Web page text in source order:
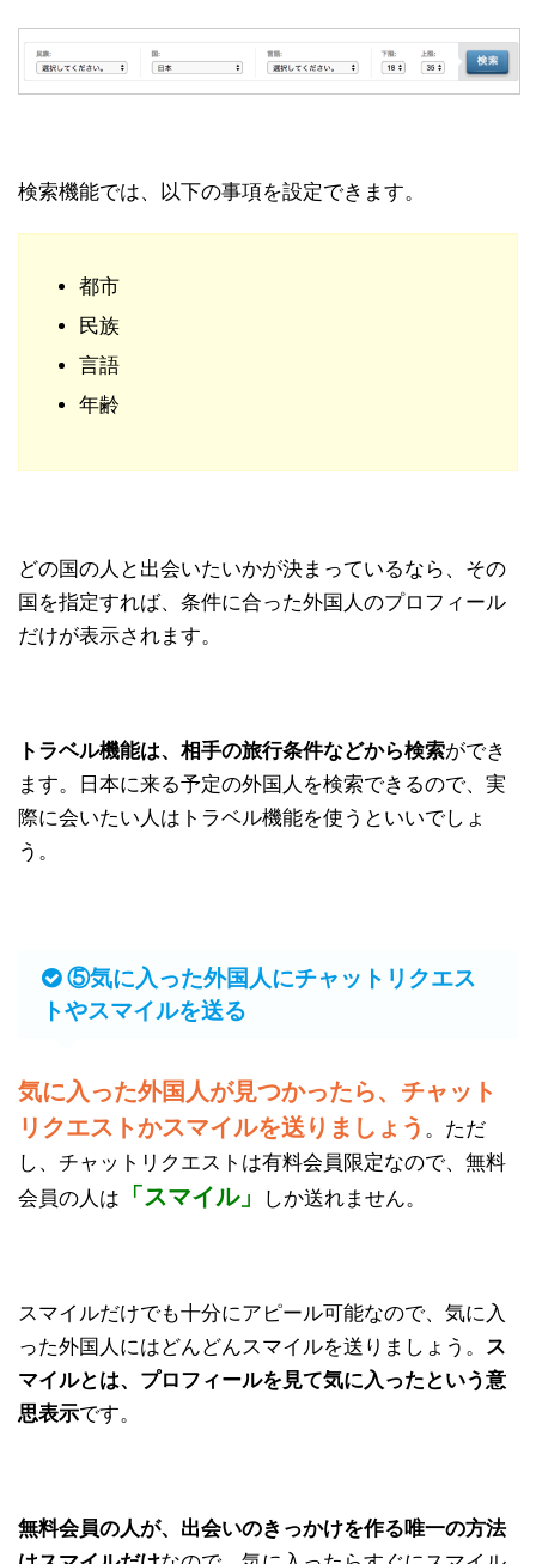
検索機能では、以下の事項を設定できます。
都市
民族
言語
年齢
どの国の人と出会いたいかが決まっているなら、その
国を指定すれば、条件に合った外国人のプロフィール
だけが表示されます。
トラベル機能は、相手の旅行条件などから検索ができ
ます。日本に来る予定の外国人を検索できるので、実
際に会いたい人はトラベル機能を使うといいでしょ
う。
⑤気に入った外国人にチャットリクエス
トやスマイルを送る
気に入った外国人が見つかったら、チャット
リクエストかスマイルを送りましょう 。ただ
し、チャットリクエストは有料会員限定なので、無料
会員の人は
「スマイル」 しか送れません。
スマイルだけでも十分にアピール可能なので、気に入
った外国人にはどんどんスマイルを送りましょう。
ス
マイルとは、プロフィールを見て気に入ったという意
思表示です。
無料会員の人が、出会いのきっかけを作る唯一の方法